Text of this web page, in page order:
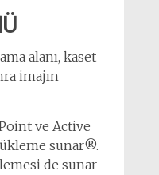
alanı, kaset
imajın
ve Active
sunar®.
de sunar